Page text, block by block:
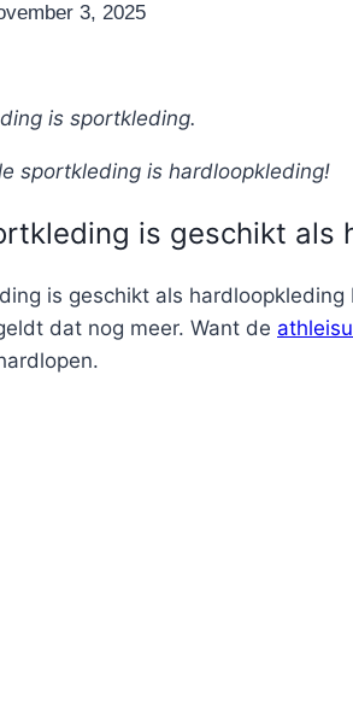
3, 2025
is sportkleding.
sportkleding is hardloopkleding!
is geschikt als
is geschikt als
dat nog meer. Want de